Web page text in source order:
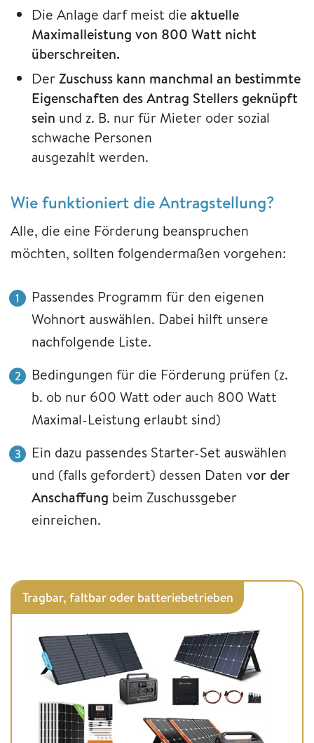
Die Anlage darf meist die aktuelle
Maximalleistung von 800 Watt nicht
überschreiten.
DerZuschuss kann manchmal an bestimmte
Eigenschaften des Antrag Stellers geknüpft
sein und z. B. nur für Mieter oder sozial
schwache Personen
ausgezahlt werden.
Wie funktioniert die Antragstellung?
Alle, die eine Förderung beanspruchen
möchten, sollten folgendermaßen vorgehen:
Passendes Programm für den eigenen
Wohnort auswählen. Dabei hilft unsere
nachfolgende Liste.
Bedingungen für die Förderung prüfen (z.
b. ob nur 600 Watt oder auch 800 Watt
Maximal-Leistung erlaubt sind)
Ein dazu passendes Starter-Set auswählen
und (falls gefordert) dessen Daten vor der
Anschaffung beim Zuschussgeber
einreichen.
Tragbar, faltbar oder batteriebetrieben